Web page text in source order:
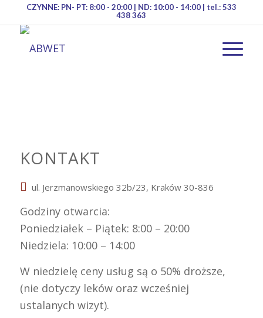
CZYNNE: PN- PT: 8:00 - 20:00 | ND: 10:00 - 14:00 | tel.: 533
438 363
KONTAKT
ul. Jerzmanowskiego 32b/23, Kraków 30-836
Godziny otwarcia:
Poniedziałek – Piątek: 8:00 – 20:00
Niedziela: 10:00 – 14:00
W niedzielę ceny usług są o 50% droższe,
(nie dotyczy leków oraz wcześniej
ustalanych wizyt).